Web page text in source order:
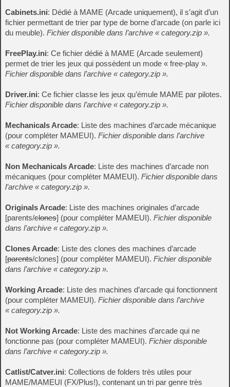
Cabinets.ini: Dédié à MAME (Arcade uniquement), il s’agit d’un
fichier permettant de trier par type de borne d’arcade (on parle ici
du meuble). Fichier disponible dans l’archive « category.zip ».
FreePlay.ini: Ce fichier dédié à MAME (Arcade seulement)
permet de trier les jeux qui possèdent un mode « free-play ».
Fichier disponible dans l’archive « category.zip ».
Driver.ini: Ce fichier classe les jeux qu’émule MAME par pilotes.
Fichier disponible dans l’archive « category.zip ».
Mechanicals Arcade: Liste des machines d’arcade mécanique
(pour compléter MAMEUI). Fichier disponible dans l’archive
« category.zip ».
Non Mechanicals Arcade: Liste des machines d’arcade non
mécaniques (pour compléter MAMEUI). Fichier disponible dans
l’archive « category.zip ».
Originals Arcade: Liste des machines originales d’arcade
[parents/clones] (pour compléter MAMEUI). Fichier disponible
dans l’archive « category.zip ».
Clones Arcade: Liste des clones des machines d’arcade
[parents/clones] (pour compléter MAMEUI). Fichier disponible
dans l’archive « category.zip ».
Working Arcade: Liste des machines d’arcade qui fonctionnent
(pour compléter MAMEUI). Fichier disponible dans l’archive
« category.zip ».
Not Working Arcade: Liste des machines d’arcade qui ne
fonctionne pas (pour compléter MAMEUI). Fichier disponible
dans l’archive « category.zip ».
Catlist/Catver.ini: Collections de folders très utiles pour
MAME/MAMEUI (FX/Plus!), contenant un tri par genre très